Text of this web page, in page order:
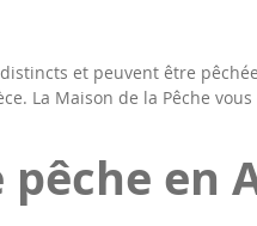
et peuvent être
La Maison de la Pêche
en